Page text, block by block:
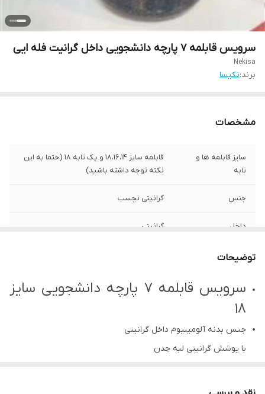
سرویس قابلمه 7 پارچه دانشجویی داخل گرانیت فله ایی
Nekisa
برند:نکیسا
مشخصات
سایز قابلمه ها و
تابه
قابلمه سایز ۱۸،۱۶،۱۴ و یک تابه ۱۸ (حتما به این
نکته توجه داشته باشید)
جنس گرانیتی نچسب
داخل گرانیتی
❌نکته خیلی مهم
توضیحات
سرویس قابلمه ۷ پارچه دانشجویی سایز
۱۸
جنس بدنه آلومینیوم داخل گرانیتی
با پوشش گرانیتی لبه چدن